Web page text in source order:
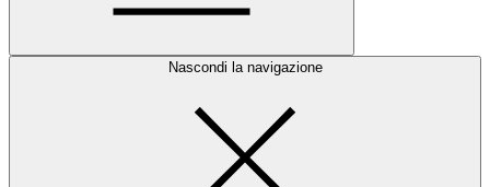
Nascondi la navigazione